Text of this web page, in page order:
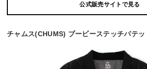
公式販売サイトで見る
チャムス(CHUMS) ブービーステッチパテ